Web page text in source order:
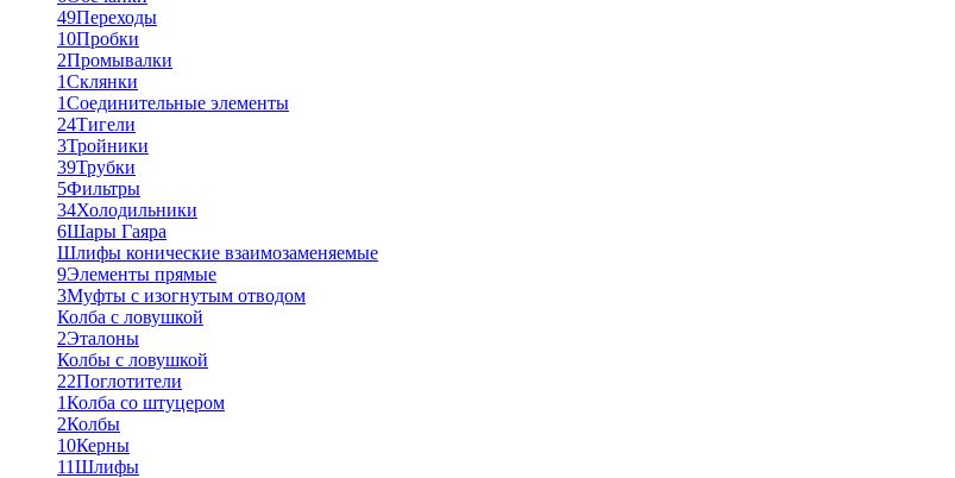
49Переходы
10Пробки
2Промывалки
1Склянки
1Соединительные элементы
24Тигели
3Тройники
39Трубки
5Фильтры
34Холодильники
6Шары Гаяра
Шлифы конические взаимозаменяемые
9Элементы прямые
3Муфты с изогнутым отводом
Колба с ловушкой
2Эталоны
Колбы с ловушкой
22Поглотители
1Колба со штуцером
2Колбы
10Керны
11Шлифы